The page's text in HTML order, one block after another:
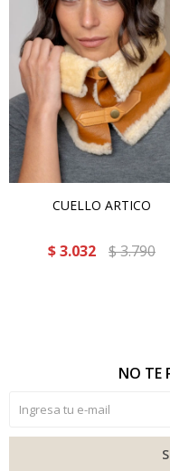
CUELLO ARTICO
$ 3.032 $3.790
NO TE